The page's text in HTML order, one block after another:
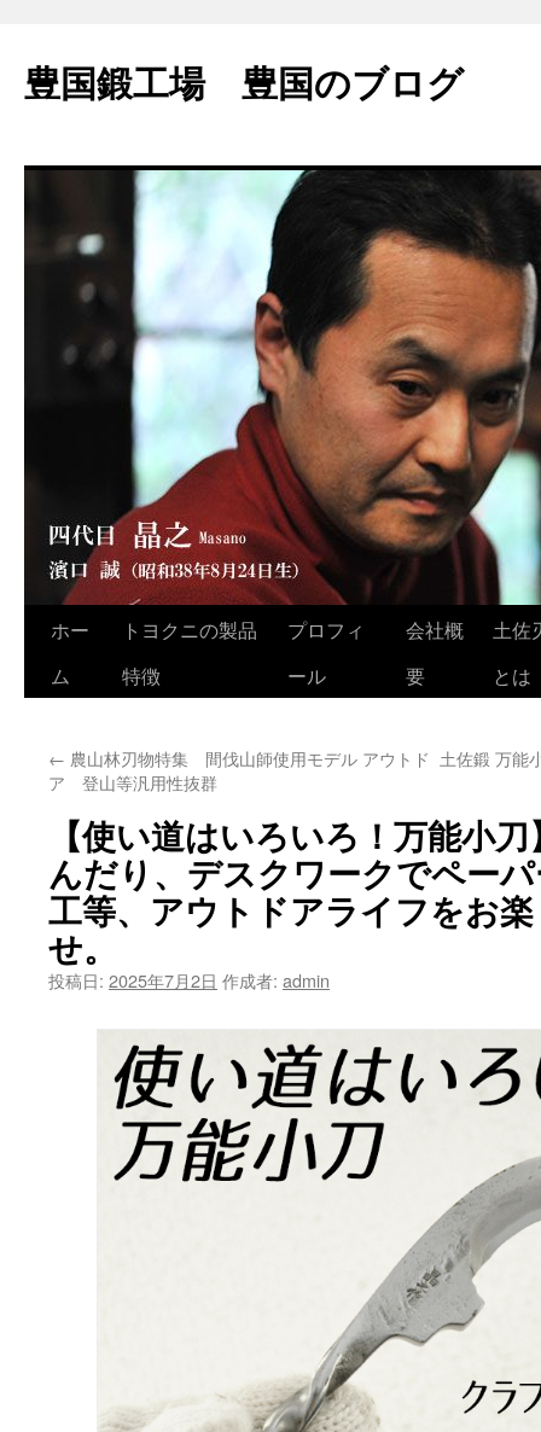
豊国鍛工場 豊国のブログ
コ
ン
ス
キ
ッ
ホー
ム
トヨクニの製品
特徴
プロフィ
ール
会社概
要
土佐
とは
← 農山林刃物特集 間伐山師使用モデル アウトド
ア 登山等汎用性抜群
土佐鍛 万能
【使い道はいろいろ！万能小
んだり、デスクワークでペー
工等、アウトドアライフをお
せ。
投稿日: 2025年7月2日 作成者: admin